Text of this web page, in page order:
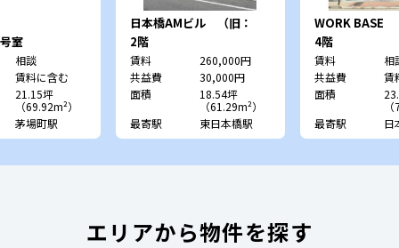
室
相談
賃料に含む
21.15坪
（69.92m²）
茅場町駅
日本橋AMビル （旧：
TYDビル）
2階
賃料
260,000円
共益費
30,000円
面積
18.54坪
（61.29m²）
最寄駅
東日本橋駅
WORK BASE
Nihombashi
4階
賃料
相
共益費
賃
面積
最寄駅
日
エリアから物件を探す